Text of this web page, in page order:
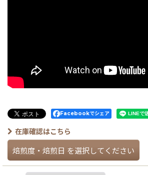
Facebookでシェア
在庫確認はこちら
焙煎度・焙煎日 を選択してください